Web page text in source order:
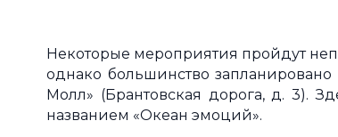
Некоторые мероприятия пройдут
однако большинство запланировано
Молл» (Брантовская дорога, д. 3).
названием «Океан эмоций».